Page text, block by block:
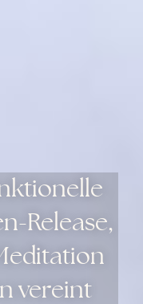
Release,
vereint